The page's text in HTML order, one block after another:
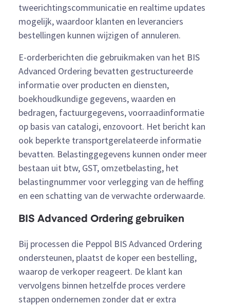
tweerichtingscommunicatie en realtime updates
mogelijk, waardoor klanten en leveranciers
bestellingen kunnen wijzigen of annuleren.
E-orderberichten die gebruikmaken van het BIS
Advanced Ordering bevatten gestructureerde
informatie over producten en diensten,
boekhoudkundige gegevens, waarden en
bedragen, factuurgegevens, voorraadinformatie
op basis van catalogi, enzovoort. Het bericht kan
ook beperkte transportgerelateerde informatie
bevatten. Belastinggegevens kunnen onder meer
bestaan uit btw, GST, omzetbelasting, het
belastingnummer voor verlegging van de heffing
en een schatting van de verwachte orderwaarde.
BIS Advanced Ordering gebruiken
Bij processen die Peppol BIS Advanced Ordering
ondersteunen, plaatst de koper een bestelling,
waarop de verkoper reageert. De klant kan
vervolgens binnen hetzelfde proces verdere
stappen ondernemen zonder dat er extra